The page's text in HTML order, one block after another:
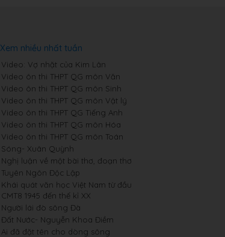
Xem nhiều nhất tuần
Video: Vợ nhặt của Kim Lân
Video ôn thi THPT QG môn Văn
Video ôn thi THPT QG môn Sinh
Video ôn thi THPT QG môn Vật lý
Video ôn thi THPT QG Tiếng Anh
Video ôn thi THPT QG môn Hóa
Video ôn thi THPT QG môn Toán
Sóng- Xuân Quỳnh
Nghị luận về một bài thơ, đoạn thơ
Tuyên Ngôn Độc Lập
Khái quát văn học Việt Nam từ đầu
CMT8 1945 đến thế kỉ XX
Người lái đò sông Đà
Đất Nước- Nguyễn Khoa Điềm
Ai đã đặt tên cho dòng sông